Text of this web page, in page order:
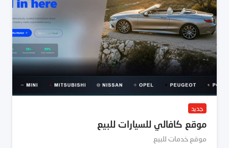
جديد
موقع كافالي للسيارات للبيع
موقع خدمات للبيع